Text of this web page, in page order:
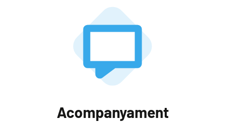
Acompanyament